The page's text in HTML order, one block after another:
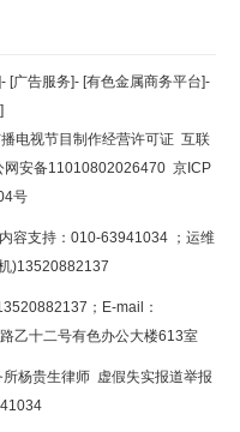
- [广告服务]- [有色金属商务平台]-
电视节目制作经营许可证 互联
网安备11010802026470 京ICP
号
容支持：010-63941034 ；运维
)13520882137
；E-mail：
乙十二号有色办公大楼613室
杨贵生律师 虚假失实报道举报